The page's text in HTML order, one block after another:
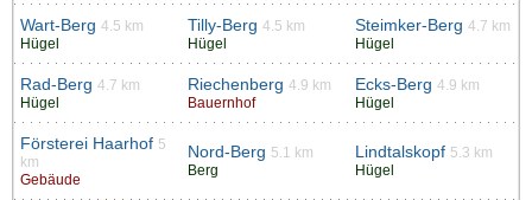
Wart-Berg 4.5 km
Hügel
Tilly-Berg 4.5 km
Hügel
Steimker-Berg 4.7 km
Hügel
Rad-Berg 4.7 km
Hügel
Riechenberg 4.9 km
Bauernhof
Ecks-Berg 4.9 km
Hügel
Försterei Haarhof 5
km
Gebäude
Nord-Berg 5.1 km
Berg
Lindtalskopf 5.3 km
Hügel